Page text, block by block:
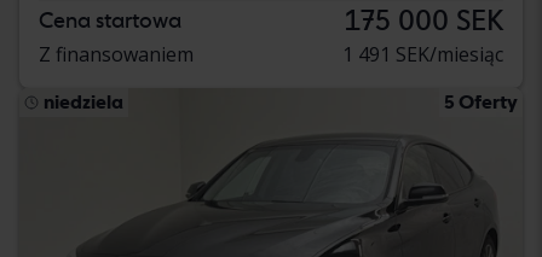
Cena startowa 175 000 SEK
Z finansowaniem 1 491 SEK/miesiąc
niedziela 5 Oferty